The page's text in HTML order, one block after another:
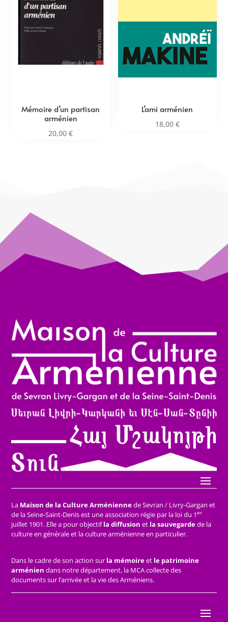
Mémoire d’un partisan
arménien
20,00€
L’ami arménien
18,00 €
La Maison de la Culture Arméniennede Sevran / Livry-Gargan et
de la Seine-Saint-Denis est une association régie par la loi du 1er
juillet 1901. Elle a pour objectifla diffusion et la sauvegardede la
culture en générale et la culture arménienne en particulier.
Dans le cadre de son action sur la mémoireet le patrimoine
arménien dans notre département, la MCA collecte des
documents sur l’arrivée et la vie des Arméniens.